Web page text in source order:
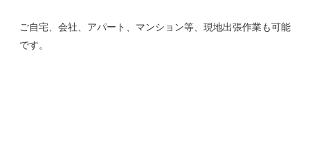
ご自宅、会社、アパート、マンション等、現地出張作業も可能
です。